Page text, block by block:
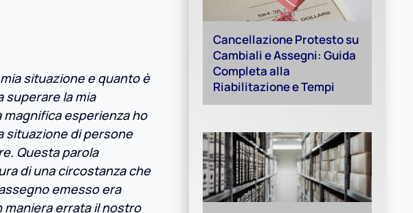
situazione e quanto è
superare la mia
magnifica esperienza ho
situazione di persone
Questa parola
di una circostanza che
emesso era
maniera errata il nostro
Cancellazione Protesto su
Cambiali e Assegni: Guida
Completa alla
Riabilitazione e Tempi